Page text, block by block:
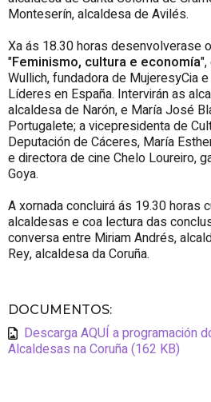
Monteserín, alcaldesa de Avilés.
Xa ás 18.30 horas desenvolverase
"Feminismo, cultura e economía
Wullich, fundadora de MujeresyCia
Líderes en España. Intervirán as
alcaldesa de Narón, e María José
Portugalete; a vicepresidenta de
Deputación de Cáceres, María
e directora de cine Chelo Loureiro,
Goya.
A xornada concluirá ás 19.30 horas
alcaldesas e coa lectura das
conversa entre Miriam Andrés,
Rey, alcaldesa da Coruña.
DOCUMENTOS:
Descarga AQUÍ a programación
Alcaldesas na Coruña (162 KB)